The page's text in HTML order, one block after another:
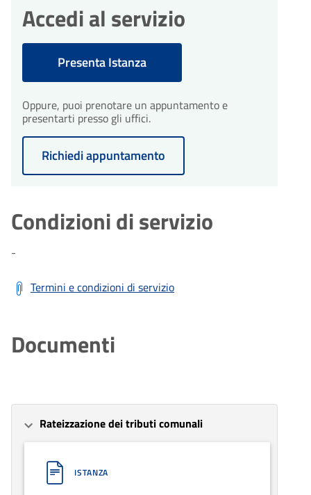
comune ti invierà una richiesta di
integrazioni entro 10 giorni
dall'avvio del procedimento.
30
giorni
Conclusione del
procedimento
Il procedimento amministrativo
di 30 giorni dalla presentazione
dell'istanza, fatta salva eventuale
comunali vigenti.
Accedi al servizio
Presenta Istanza
Oppure, puoi prenotare un appuntamento e
presentarti presso gli uffici.
Richiedi appuntamento
Condizioni di servizio
-
Termini e condizioni di servizio
Documenti
Rateizzazione dei tributi comunali
ISTANZA